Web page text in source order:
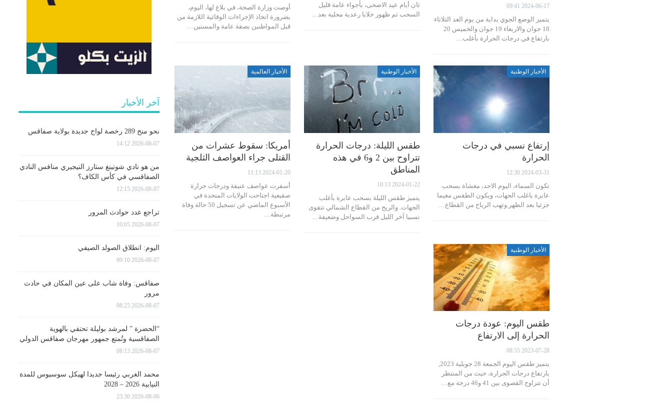
2024-06-17 09:41
يتميز الوضع الجوي بداية من يوم الغد الثلاثاء
18 جوان والاربعاء 19 جوان والخميس 20
بارتفاع في درجات الحرارة بأغلب…
ثان أيام عيد الاضحى، بأجواء عامة قليل
السحب ثم ظهور خلايا رعدية محلية بعد…
أوصت وزارة الصحة، في بلاغ لها، اليوم،
بضرورة اتخاذ الإجراءات الوقائية اللازمة من
قبل المواطنين بصفة عامة والمسنين…
الأخبار الوطنية
إرتفاع نسبي في درجات
الحرارة
2024-03-31 12:30
تكون السماء، اليوم الاحد، مغشاة بسحب
عابرة باغلب الجهات، ويكون الطقس مغيما
جزئيا بعد الظهر.‏وتهب الرياح من القطاع…
الأخبار الوطنية
طقس الليلة: درجات الحرارة
تتراوح بين 2 و6 في هذه
المناطق
2024-01-22 18:13
يتميز طقس الليلة بسحب عابرة بأغلب
الجهات. والريح من القطاع الشمالي تتقوى
نسبيا آخر الليل قرب السواحل وضعيفة…
الأخبار العالمية
أمريكا: سقوط عشرات من
القتلى جراء العواصف الثلجية
2024-01-20 11:13
أسفرت عواصف عنيفة ودرجات حرارة
صقيعية اجتاحت الولايات المتحدة في
الأسبوع الماضي عن تسجيل 50 حالة وفاة
مرتبطة…
الأخبار الوطنية
طقس اليوم: عودة درجات
الحرارة إلى الارتفاع
2023-07-28 08:55
يتميز طقس اليوم الجمعة 28 جويلية 2023,
بارتفاع درجات الحرارة، حيث من المنتظر
أن تتراوح القصوى بين 41 و46 درجة مع…
آخر الأخبار
نحو منح 289 رخصة لواج جديدة بولاية صفاقس
2026-08-07 14:12
من هو نادي شوتينغ ستارز النيجيري منافس النادي
الصفاقسي في كأس الكاف؟
2026-08-07 12:15
تراجع عدد حوادث المرور
2026-08-07 10:05
اليوم: انطلاق الصولد الصيفي
2026-08-07 09:10
صفاقس: وفاة شاب على عين المكان في حادث
مرور
2026-08-07 08:25
“الحضرة ” لمرشد بوليلة تحتفي بالهوية
الصفاقسية وتُمتع جمهور مهرجان صفاقس الدولي
2026-08-07 08:13
محمد الغربي رئيسا جديدا لهيكل سوسيوس للمدة
النيابية 2026 – 2028
2026-08-06 23:30